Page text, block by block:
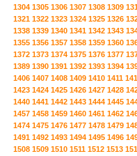
1304 1305 1306 1307 1308 1309
1321 1322 1323 1324 1325 1326
1338 1339 1340 1341 1342 1343
1355 1356 1357 1358 1359 1360
1372 1373 1374 1375 1376 1377
1389 1390 1391 1392 1393 1394
1406 1407 1408 1409 1410 1411
1423 1424 1425 1426 1427 1428
1440 1441 1442 1443 1444 1445
1457 1458 1459 1460 1461 1462
1474 1475 1476 1477 1478 1479
1491 1492 1493 1494 1495 1496
1508 1509 1510 1511 1512 1513